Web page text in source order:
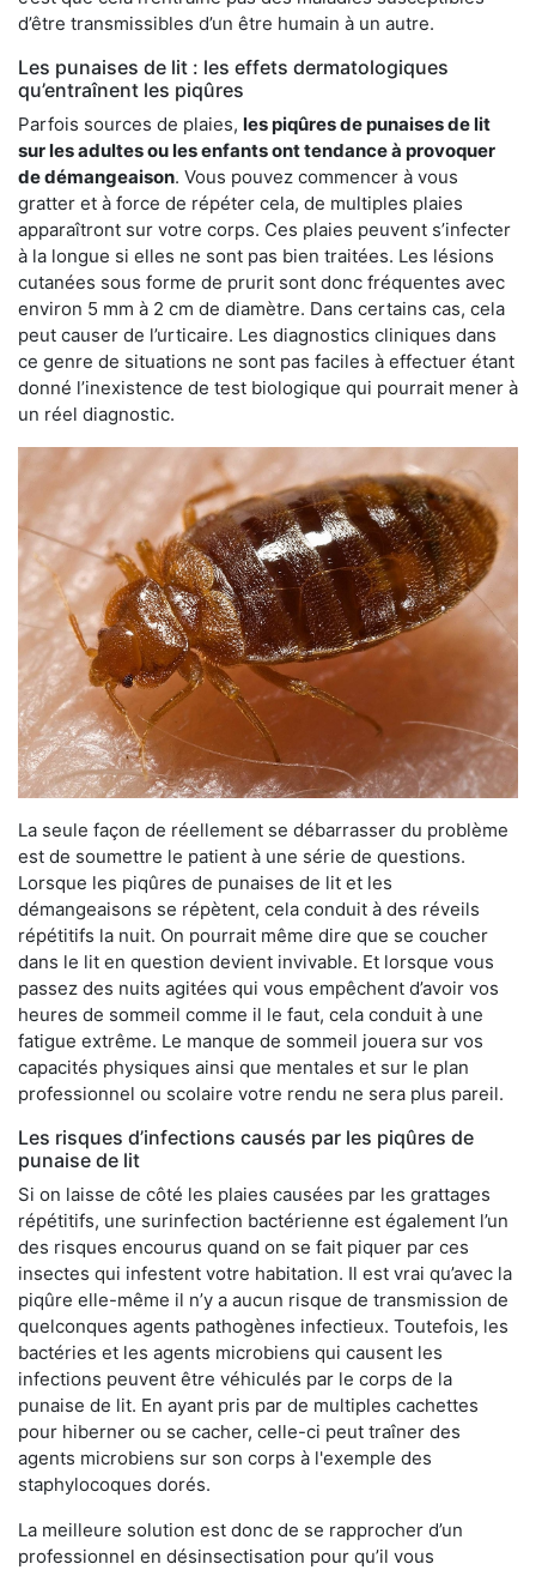
d’être transmissibles d’un être humain à un autre.
Les punaises de lit : les effets dermatologiques
qu’entraînent les piqûres
Parfois sources de plaies, les piqûres de punaises de lit
sur les adultes ou les enfants ont tendance à provoquer
de démangeaison. Vous pouvez commencer à vous
gratter et à force de répéter cela, de multiples plaies
apparaîtront sur votre corps. Ces plaies peuvent s’infecter
à la longue si elles ne sont pas bien traitées. Les lésions
cutanées sous forme de prurit sont donc fréquentes avec
environ 5 mm à 2 cm de diamètre. Dans certains cas, cela
peut causer de l’urticaire. Les diagnostics cliniques dans
ce genre de situations ne sont pas faciles à effectuer étant
donné l’inexistence de test biologique qui pourrait mener à
un réel diagnostic.
La seule façon de réellement se débarrasser du problème
est de soumettre le patient à une série de questions.
Lorsque les piqûres de punaises de lit et les
démangeaisons se répètent, cela conduit à des réveils
répétitifs la nuit. On pourrait même dire que se coucher
dans le lit en question devient invivable. Et lorsque vous
passez des nuits agitées qui vous empêchent d’avoir vos
heures de sommeil comme il le faut, cela conduit à une
fatigue extrême. Le manque de sommeil jouera sur vos
capacités physiques ainsi que mentales et sur le plan
professionnel ou scolaire votre rendu ne sera plus pareil.
Les risques d’infections causés par les piqûres de
punaise de lit
Si on laisse de côté les plaies causées par les grattages
répétitifs, une surinfection bactérienne est également l’un
des risques encourus quand on se fait piquer par ces
insectes qui infestent votre habitation. Il est vrai qu’avec la
piqûre elle-même il n’y a aucun risque de transmission de
quelconques agents pathogènes infectieux. Toutefois, les
bactéries et les agents microbiens qui causent les
infections peuvent être véhiculés par le corps de la
punaise de lit. En ayant pris par de multiples cachettes
pour hiberner ou se cacher, celle-ci peut traîner des
agents microbiens sur son corps à l'exemple des
staphylocoques dorés.
La meilleure solution est donc de se rapprocher d’un
professionnel en désinsectisation pour qu’il vous